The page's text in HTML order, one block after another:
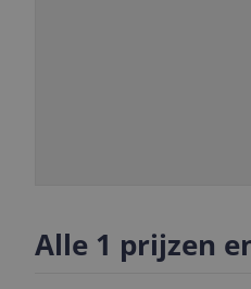
Alle 1 prijzen